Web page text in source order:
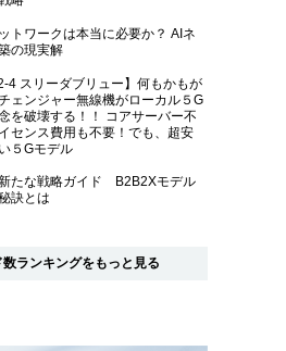
トワークは本当に必要か？ AIネ
の現実解
4 スリーダブリュー】何もかもが
ェンジャー無線機がローカル５G
を破壊する！！ コアサーバー不
センス費用も不要！でも、超安
５Gモデル
たな戦略ガイド B2B2Xモデル
訣とは
ランキングをもっと見る